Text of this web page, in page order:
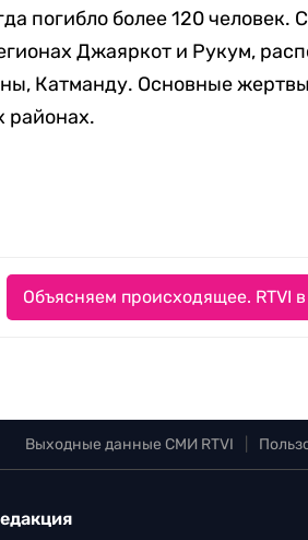
погибло более 120
Джаяркот и Рукум,
Катманду. Основные
районах.
Объясняем происходящее. RTVI
Выходные данные СМИ RTVI